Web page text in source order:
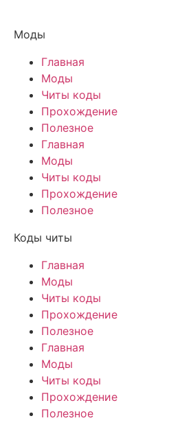
Моды
Главная
Моды
Читы коды
Прохождение
Полезное
Главная
Моды
Читы коды
Прохождение
Полезное
Коды читы
Главная
Моды
Читы коды
Прохождение
Полезное
Главная
Моды
Читы коды
Прохождение
Полезное